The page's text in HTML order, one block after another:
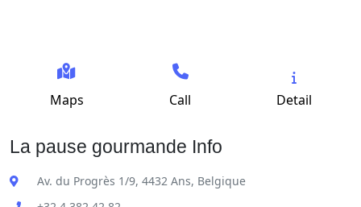
Maps Call Detail
La pause gourmande Info
Av. du Progrès 1/9, 4432 Ans, Belgique